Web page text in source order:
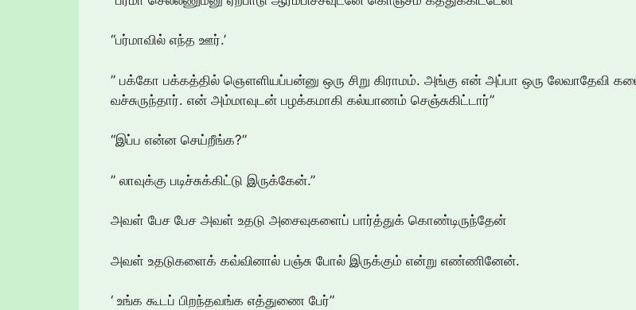
“பர்மாவில் எந்த ஊர்.’
” பக்கோ பக்கத்தில் ஞௌளியப்பன்னு ஒரு சிறு கிராமம். அங்கு என் அப்பா ஒரு லேவாதேவி கடை
வச்சுருந்தார். என் அம்மாவுடன் பழக்கமாகி கல்யாணம் செஞ்சுகிட்டார்”
“இப்ப என்ன செய்றீங்க?”
” லாவுக்கு படிச்சுக்கிட்டு இருக்கேன்.”
அவள் பேச பேச அவள் உதடு அசைவுகளைப் பார்த்துக் கொண்டிருந்தேன்
அவள் உதடுகளைக் கவ்வினால் பஞ்சு போல் இருக்கும் என்று எண்ணினேன்.
‘ உங்க கூடப் பிறந்தவங்க எத்துணை பேர்”